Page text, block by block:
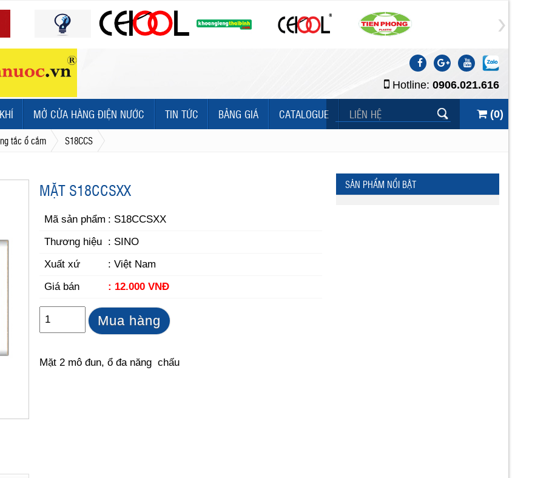
Hotline: 0906.021.616
MỞ CỬA HÀNG ĐIỆN NƯỚC TIN TỨC BẢNG GIÁ CATALOGUE LIÊN HỆ (0)
tắc ổ cắm S18CCS
MẶT S18CCSXX
Mã sản phẩm : S18CCSXX
Thương hiệu : SINO
Xuất xứ
: Việt Nam
Giá bán
: 12.000 VNĐ
Mua hàng
Mặt 2 mô đun, ổ đa năng chấu
SẢN PHẨM NỔI BẬT